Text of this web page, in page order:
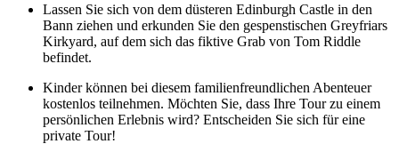
Lassen Sie sich von dem düsteren Edinburgh Castle in den
Bann ziehen und erkunden Sie den gespenstischen Greyfriars
Kirkyard, auf dem sich das fiktive Grab von Tom Riddle
befindet.
Kinder können bei diesem familienfreundlichen Abenteuer
kostenlos teilnehmen. Möchten Sie, dass Ihre Tour zu einem
persönlichen Erlebnis wird? Entscheiden Sie sich für eine
private Tour!